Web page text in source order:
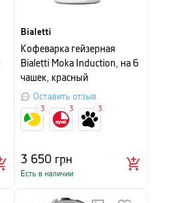
Bialetti
Кофеварка гейзерная
Bialetti Moka Induction, на 6
чашек, красный
Оставить отзыв
3 650 грн
Есть в наличии
3 3 3